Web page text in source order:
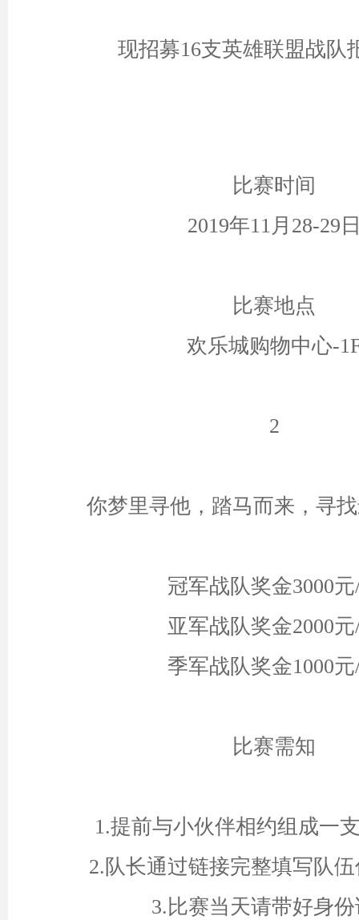
现招募16支英雄联盟战队
比赛时间
2019年11月28-29
比赛地点
欢乐城购物中心-
2
你梦里寻他，踏马而来，寻
冠军战队奖金3000
亚军战队奖金2000
季军战队奖金1000
比赛需知
1.提前与小伙伴相约组成一
2.队长通过链接完整填写队
3.比赛当天请带好身